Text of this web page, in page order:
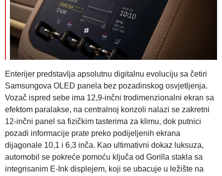
Enterijer predstavlja apsolutnu digitalnu evoluciju sa četiri
Samsungova OLED panela bez pozadinskog osvjetljenja.
Vozač ispred sebe ima 12,9-inčni trodimenzionalni ekran sa
efektom paralakse, na centralnoj konzoli nalazi se zakretni
12-inčni panel sa fizičkim tasterima za klimu, dok putnici
pozadi informacije prate preko podijeljenih ekrana
dijagonale 10,1 i 6,3 inča. Kao ultimativni dokaz luksuza,
automobil se pokreće pomoću ključa od Gorilla stakla sa
integrisanim E-Ink displejem, koji se ubacuje u ležište na